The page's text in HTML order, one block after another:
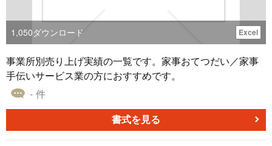
1,050ダウンロード Excel
事業所別売り上げ実績の一覧です。家事おてつだい／家事
手伝いサービス業の方におすすめです。
- 件
書式を見る